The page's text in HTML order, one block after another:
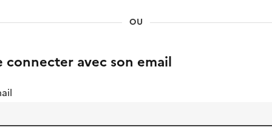
OU
connecter avec son email